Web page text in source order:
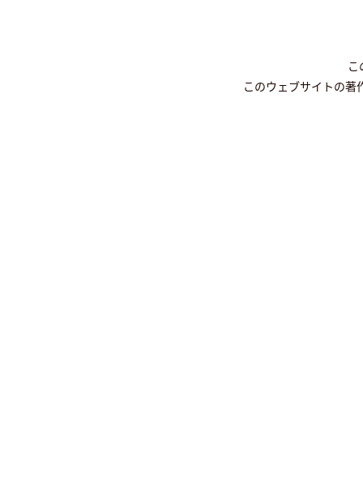
このウェブサイトの